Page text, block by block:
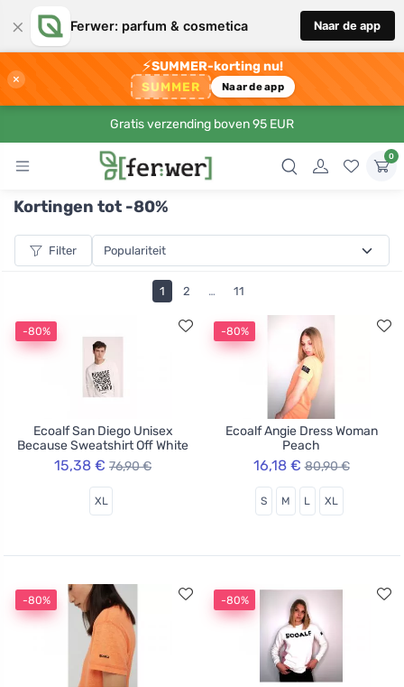
× Ferwer: parfum & cosmetica Naar de app
×
⚡SUMMER-korting nu!
SUMMER Naar de app
Gratis verzending boven 95 EUR
0
Kortingen tot -80%
Filter
1 2 … 11
-80%
Ecoalf San Diego Unisex
Because Sweatshirt Off White
15,38 € 76,90 €
XL
-80%
Ecoalf Angie Dress Woman
Peach
16,18 € 80,90 €
S M L XL
-80% -80%